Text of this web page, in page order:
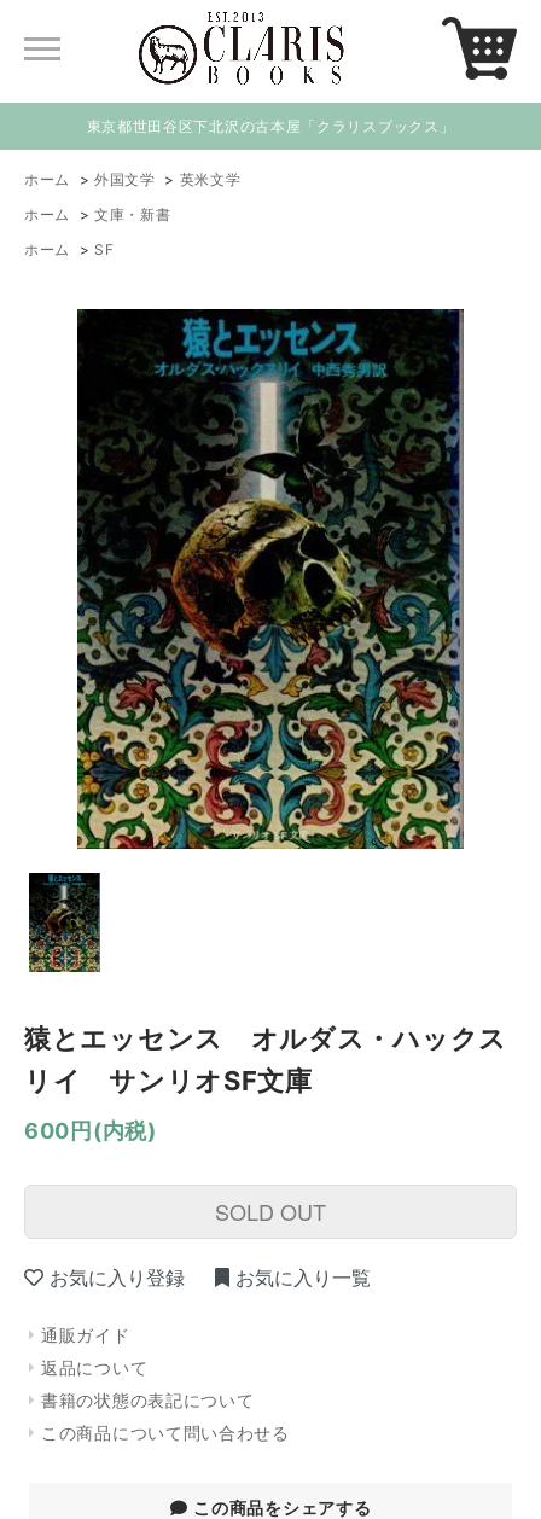
東京都世田谷区下北沢の古本屋「クラリスブックス」
ホーム > 外国文学 > 英米文学
ホーム
> 文庫・新書
ホーム
> SF
猿とエッセンス オルダス・ハックス
リイ サンリオSF文庫
600円(内税)
SOLD OUT
お気に入り登録 お気に入り一覧
通販ガイド
返品について
書籍の状態の表記について
この商品について問い合わせる
この商品をシェアする